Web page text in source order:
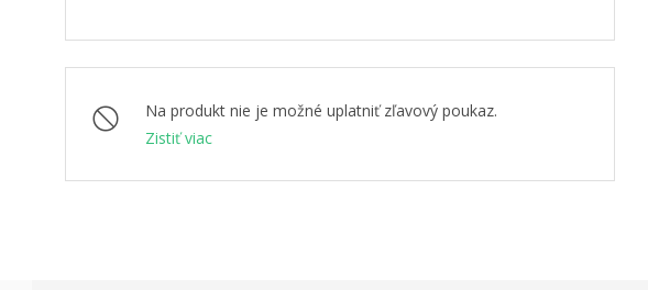
Na produkt nie je možné uplatniť zľavový poukaz.
Zistiť viac